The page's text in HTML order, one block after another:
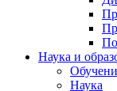
Наука и
Наука